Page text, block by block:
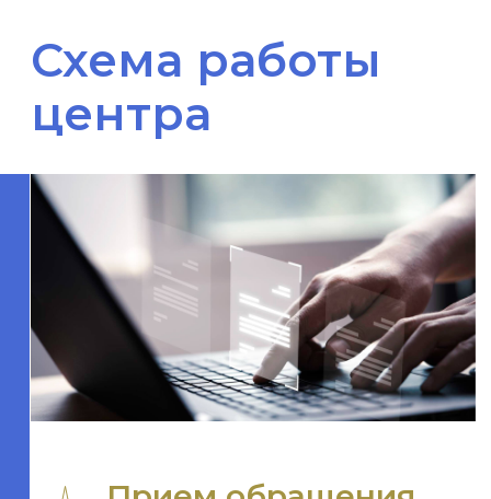
освещение результатов
рассмотрения
Обращения
Освещение
совета Центра
Отправить
обращение
Сотрудники Центра